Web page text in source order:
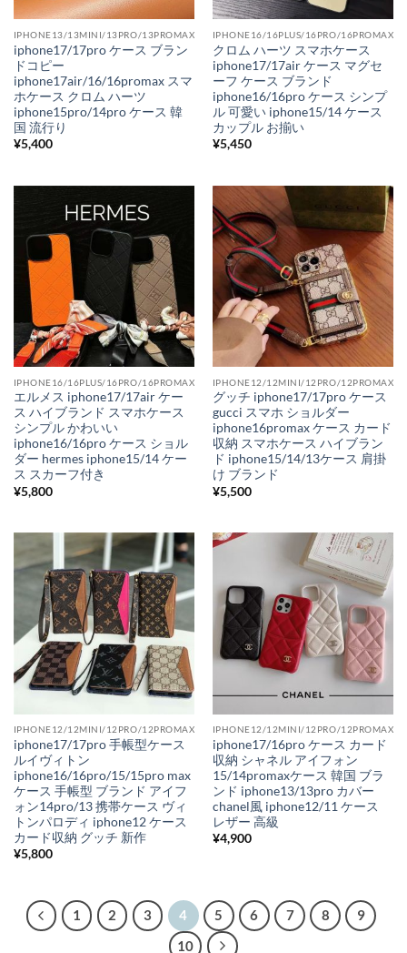
IPHONE13/13MINI/13PRO/13PROMAX
iphone17/17pro ケース ブラン
ドコピー
iphone17air/16/16promax スマ
ホケース クロム ハーツ
iphone15pro/14pro ケース 韓
国 流行り
¥5,400
IPHONE16/16PLUS/16PRO/16PROMAX
クロム ハーツ スマホケース
iphone17/17air ケース マグセ
ーフ ケース ブランド
iphone16/16pro ケース シンプ
ル 可愛い iphone15/14 ケース
カップル お揃い
¥5,450
IPHONE16/16PLUS/16PRO/16PROMAX
エルメス iphone17/17air ケー
ス ハイブランド スマホケース
シンプル かわいい
iphone16/16pro ケース ショル
ダー hermes iphone15/14 ケー
ス スカーフ付き
¥5,800
IPHONE12/12MINI/12PRO/12PROMAX
グッチ iphone17/17pro ケース
gucci スマホ ショルダー
iphone16promax ケース カード
収納 スマホケース ハイブラン
ド iphone15/14/13ケース 肩掛
け ブランド
¥5,500
IPHONE12/12MINI/12PRO/12PROMAX
iphone17/17pro 手帳型ケース
ルイヴィトン
iphone16/16pro/15/15pro max
ケース 手帳型 ブランド アイフ
ォン14pro/13 携帯ケース ヴィ
トンパロディ iphone12 ケース
カード収納 グッチ 新作
¥5,800
IPHONE12/12MINI/12PRO/12PROMAX
iphone17/16pro ケース カード
収納 シャネル アイフォン
15/14promaxケース 韓国 ブラ
ンド iphone13/13pro カバー
chanel風 iphone12/11 ケース
レザー 高級
¥4,900
1 2 3 4 5 6 7 8
9
10